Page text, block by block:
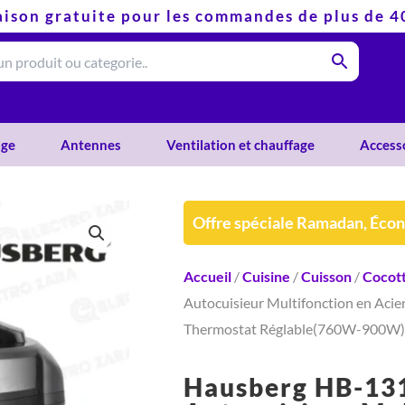
gratuite pour les commandes de plus de
Antennes Ventilation et chauffage
Offre spéciale Ramadan,
Accueil/Cuisine /Cuisson/
Autocuisieur Multifonction en
Thermostat Réglable(760W-900W)
Hausberg HB-